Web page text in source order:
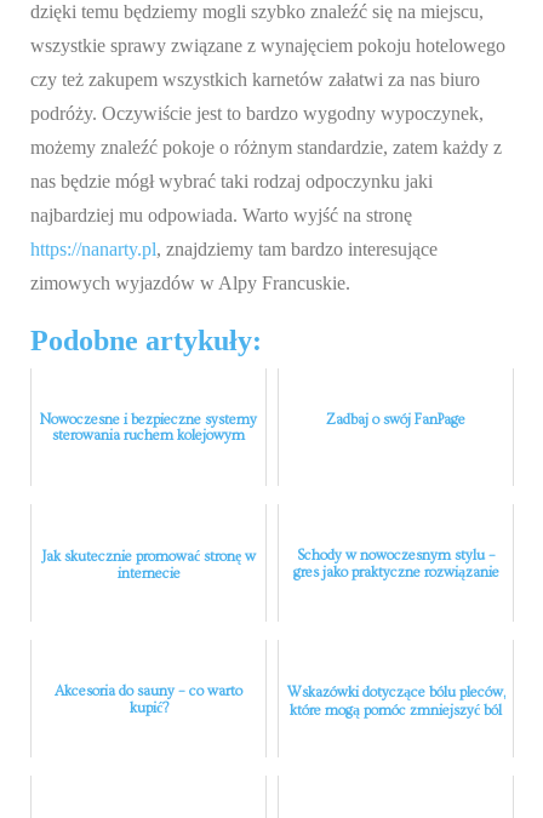
dzięki temu będziemy mogli szybko znaleźć się na miejscu,
wszystkie sprawy związane z wynajęciem pokoju hotelowego
czy też zakupem wszystkich karnetów załatwi za nas biuro
podróży. Oczywiście jest to bardzo wygodny wypoczynek,
możemy znaleźć pokoje o różnym standardzie, zatem każdy z
nas będzie mógł wybrać taki rodzaj odpoczynku jaki
najbardziej mu odpowiada. Warto wyjść na stronę
https://nanarty.pl, znajdziemy tam bardzo interesujące
zimowych wyjazdów w Alpy Francuskie.
Podobne artykuły:
Nowoczesne i bezpieczne systemy
sterowania ruchem kolejowym
Zadbaj o swój FanPage
Jak skutecznie promować stronę w
internecie
Schody w nowoczesnym stylu –
gres jako praktyczne rozwiązanie
Akcesoria do sauny – co warto
kupić?
Wskazówki dotyczące bólu pleców,
które mogą pomóc zmniejszyć ból